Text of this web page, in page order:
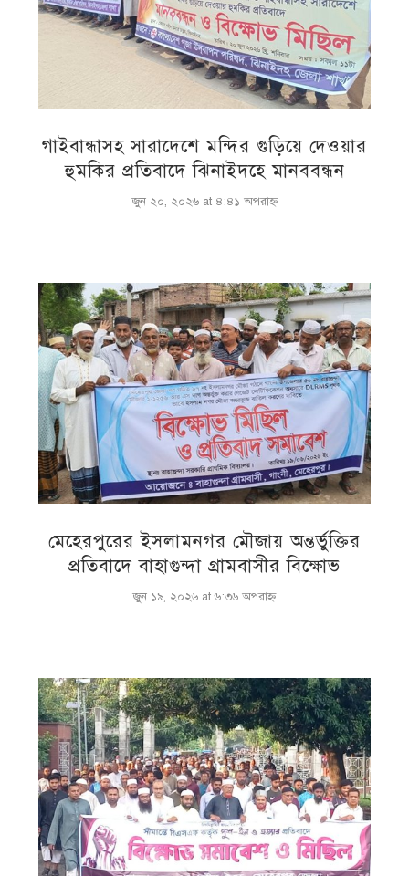
গাইবান্ধাসহ সারাদেশে মন্দির গুড়িয়ে দেওয়ার
হুমকির প্রতিবাদে ঝিনাইদহে মানববন্ধন
জুন ২০, ২০২৬ at ৪:৪১ অপরাহ্ণ
মেহেরপুরের ইসলামনগর মৌজায় অন্তর্ভুক্তির
প্রতিবাদে বাহাগুন্দা গ্রামবাসীর বিক্ষোভ
জুন ১৯, ২০২৬ at ৬:৩৬ অপরাহ্ণ